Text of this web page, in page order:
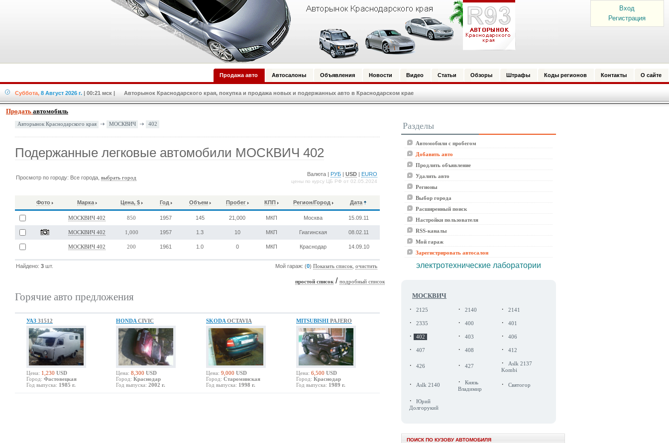
Вход
Регистрация
Продажа авто Автосалоны Объявления Новости Видео Статьи Обзоры Штрафы Коды регионов Контакты О сайте
Суббота, 8 Август 2026 г. | 00:21 мск | Авторынок Краснодарского края, покупка и продажа новых и подержанных авто в Краснодарском крае
Продать автомобиль
Авторынок Краснодарского края МОСКВИЧ 402
Подержанные легковые автомобили МОСКВИЧ 402
Просмотр по городу: Все города,выбрать город
Валюта | РУБ |USD EURO
цены по курсу ЦБ РФ от 02.05.2024
Фото Марка Цена, $ Год Объем Пробег КПП Регион/Город Дата
МОСКВИЧ 402 850 1957 145 21,000 МКП Москва 15.09.11
МОСКВИЧ 402 1,000 1957 1.3 10 МКП Гиагинская 08.02.11
МОСКВИЧ 402 200 1961 1.0 0 МКП Краснодар 14.09.10
Найдено:3 шт. Мой гараж: (0)Показать список ,очистить
простой список /подробный список
Горячие авто предложения
УАЗ 31512
Цена: 1,230 USD
Город: Фастовецкая
Год выпуска: 1985 г.
HONDA CIVIC
Цена: 8,300 USD
Город: Краснодар
Год выпуска: 2002 г.
SKODA OCTAVIA
Цена: 9,000 USD
Город: Староминская
Год выпуска: 1998 г.
MITSUBISHI PAJERO
Цена: 6,500 USD
Город: Краснодар
Год выпуска: 1989 г.
Разделы
Автомобили с пробегом
Добавить авто
Продлить объявление
Удалить авто
Регионы
Выбор города
Расширенный поиск
Настройки пользователя
RSS-каналы
Мой гараж
Зарегистрировать автосалон
электротехнические лаборатории
МОСКВИЧ
· 2125 · 2140 · 2141
· 2335 · 400 · 401
· 402 · 403 · 406
· 407 · 408 · 412
· 426 · 427 ·
Aslk 2137
Kombi
· Aslk 2140 ·
Князь
Владимир
· Святогор
·
Юрий
Долгорукий
ПОИСК ПО КУЗОВУ АВТОМОБИЛЯ